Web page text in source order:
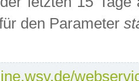
den Parameter